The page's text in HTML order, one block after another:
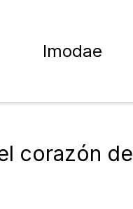
Imodae
corazón de